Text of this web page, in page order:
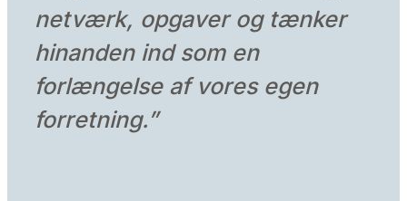
netværk, opgaver og tænker
hinanden ind som en
forlængelse af vores egen
forretning.”